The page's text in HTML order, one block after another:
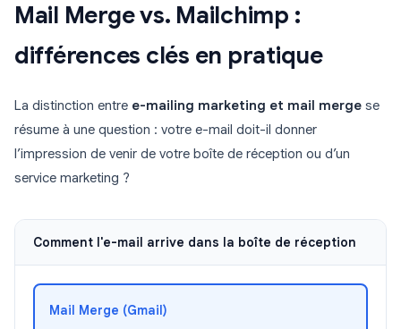
Mail Merge vs. Mailchimp :
différences clés en pratique
La distinction entre e-mailing marketing et mail merge se
résume à une question : votre e-mail doit-il donner
l’impression de venir de votre boîte de réception ou d’un
service marketing ?
Comment l'e-mail arrive dans la boîte de réception
Mail Merge (Gmail)